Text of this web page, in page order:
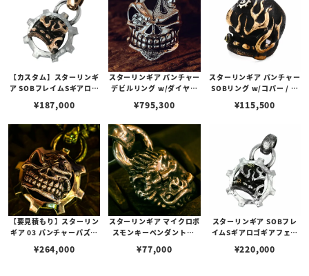
1558)
【カスタム】スターリンギ
ア SOBフレイムSギアロゴ
パー＆シルバー w/スピニ
¥187,000
スターリンギア パンチャー
デビルリング w/ダイヤモ
ヴェ
¥795,300
スターリンギア パンチャー
SOBリング w/コパー / フ
ンドテクスチャー
¥115,500
【要見積もり】スターリン
ギア 03 パンチャーパズル
スペンダント w/1ポイント
¥264,000
スターリンギア マイクロボ
スモンキーペンダントw/
¥77,000
スターリンギア SOBフレ
イムSギアロゴギアフェイ
グテクスチャー/コパーシ
¥220,000